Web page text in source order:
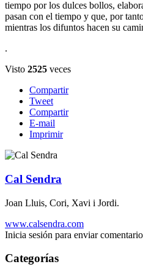
tiempo por los dulces bollos,
pasan con el tiempo y que, por
mientras los difuntos hacen su
.
Visto 2525 veces
Compartir
Tweet
Compartir
E-mail
Imprimir
Cal Sendra
Joan Lluis, Cori, Xavi i Jordi.
www.calsendra.com
Inicia sesión para enviar
Categorías